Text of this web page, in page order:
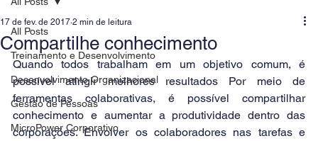
All Posts
Treinamento e Desenvolvimento
Desenvolvimento Organizacional
Gestão de Pessoas
MicroPower Corporativo
Compartilhe conhecimento
17 de fev. de 2017 2 min de leitura
Quando todos trabalham em um objetivo comum, é
possível atingir melhores resultados Por meio de
ferramentas colaborativas, é possível compartilhar
conhecimento e aumentar a produtividade dentro das
corporações. Envolver os colaboradores nas tarefas e